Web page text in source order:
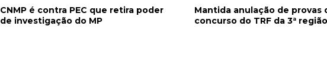
CNMP é contra PEC que retira poder
de investigação do MP
Mantida anulação de provas
concurso do TRF da 3ª região